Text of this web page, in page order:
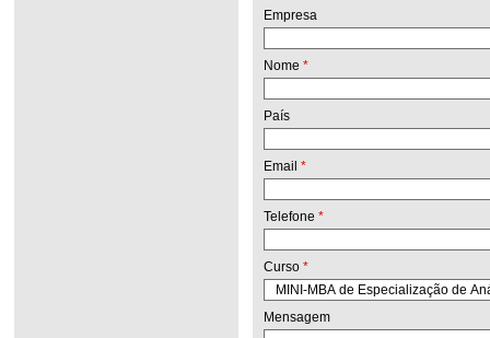
Empresa
Nome *
País
Email *
Telefone *
Curso *
Mensagem